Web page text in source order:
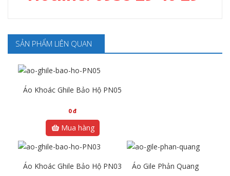
SẢN PHẨM LIÊN QUAN
Áo Khoác Ghile Bảo Hộ PN05
0đ
Mua hàng
Áo Khoác Ghile Bảo Hộ PN03 Áo Gile Phản Quang